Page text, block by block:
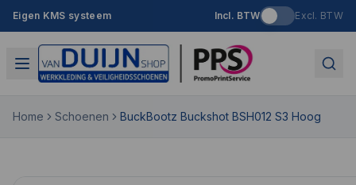
Eigen KMS systeem Incl. BTW Excl. BTW
Home Schoenen BuckBootz Buckshot BSH012 S3 Hoog